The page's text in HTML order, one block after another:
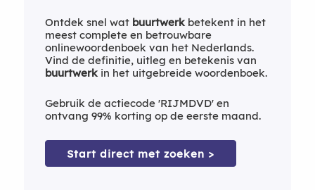
Ontdek snel wat buurtwerkbetekent in het
meest complete en betrouwbare
onlinewoordenboek van het Nederlands.
Vind de definitie, uitleg en betekenis van
buurtwerkin het uitgebreide woordenboek.
Gebruik de actiecode 'RIJMDVD' en
ontvang 99% korting op de eerste maand.
Start direct met zoeken >